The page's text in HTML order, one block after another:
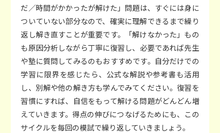
だ／時間がかかったが解けた」問題は、すぐには身に
ついていない部分なので、確実に理解できるまで繰り
返し解き直すことが重要です。「解けなかった」もの
も原因分析しながら丁寧に復習し、必要であれば先生
や塾に質問してみるのもおすすめです。自分だけでの
学習に限界を感じたら、公式な解説や参考書も活用
し、別解や他の解き方も学んでみてください。復習を
習慣にすれば、自信をもって解ける問題がどんどん増
えていきます。得点の伸びにつなげるためにも、この
サイクルを毎回の模試で繰り返していきましょう。